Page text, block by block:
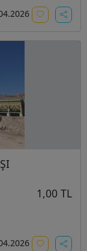
1,00 TL